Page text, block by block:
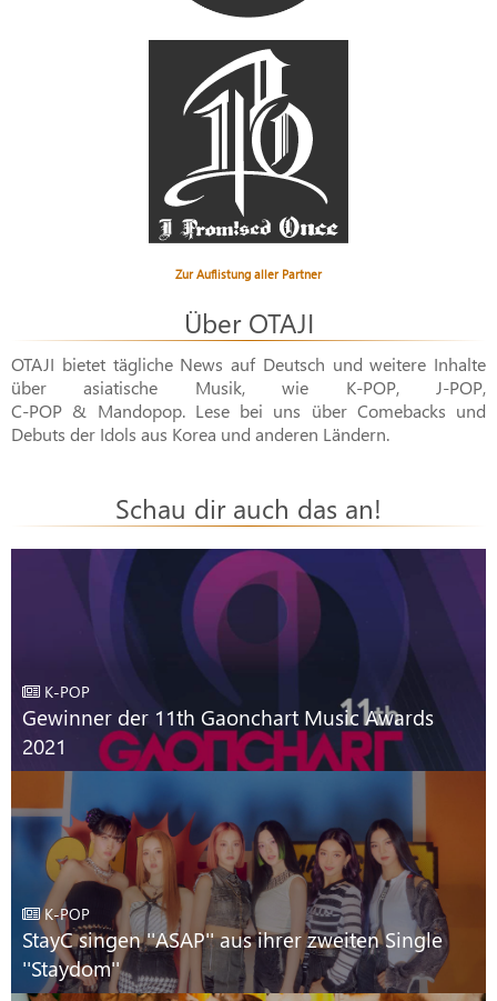
Zur Auflistung aller Partner
Über OTAJI
OTAJI bietet tägliche News auf Deutsch und weitere Inhalte
über asiatische Musik, wie K-POP, J-POP,
C-POP & Mandopop. Lese bei uns über Comebacks und
Debuts der Idols aus Korea und anderen Ländern.
Schau dir auch das an!
K-POP
Gewinner der 11th Gaonchart Music Awards
2021
K-POP
StayC singen ''ASAP'' aus ihrer zweiten Single
''Staydom''